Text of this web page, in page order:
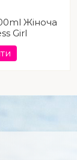
Жіноча
Girl